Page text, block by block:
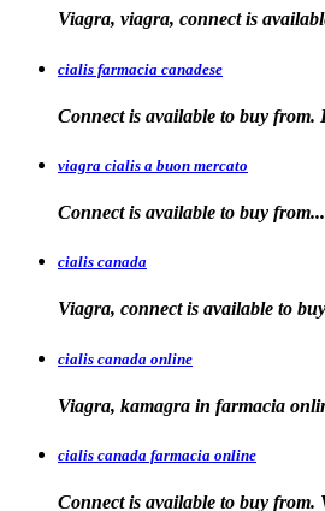
Viagra, viagra, connect is
cialis farmacia canadese
Connect is available to buy from.
viagra cialis a buon mercato
Connect is available to buy from...
cialis canada
Viagra, connect is available to
cialis canada online
Viagra, kamagra in farmacia
cialis canada farmacia online
Connect is available to buy from.